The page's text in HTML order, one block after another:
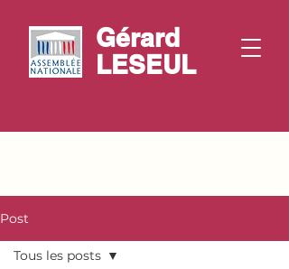
Gérard
LESEUL
Post
Tous les posts